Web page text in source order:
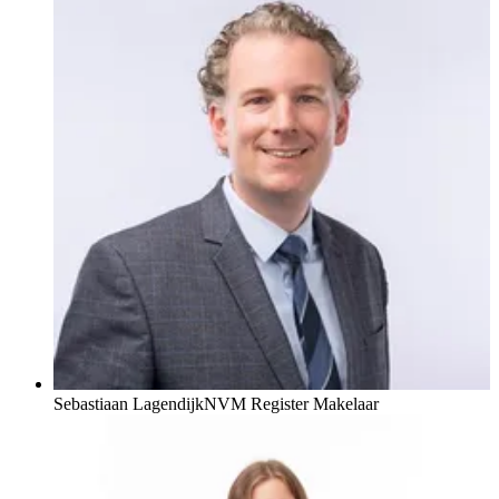
Sebastiaan LagendijkNVM Register Makelaar